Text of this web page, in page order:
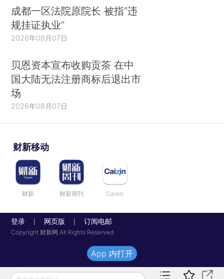
成都一区法院原院长 被指“违
规挂证执业”
2026年08月07日
贝恩资本宣布收购贡茶 在中
国大陆无法注册商标后退出市
场
2026年08月07日
财新移动
财新 财新周刊 Caixin
登录 网页版 订阅电邮
Copyright 财新网 All Rights Reserved
App 内打开